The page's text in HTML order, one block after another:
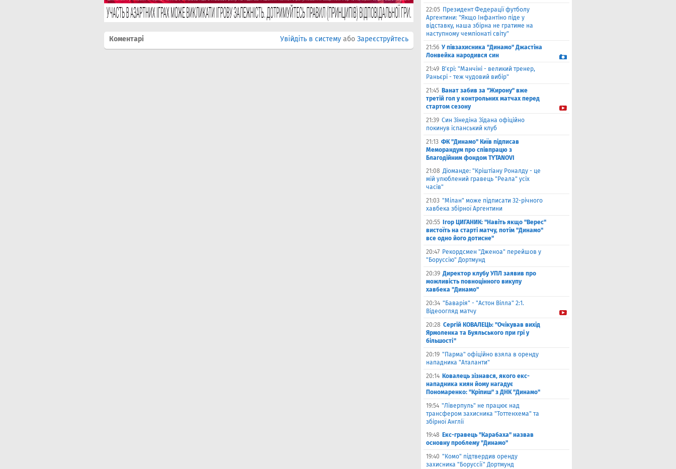
Коментарі Увійдіть в систему або Зареєструйтесь
22:05 Президент Федерації футболу
Аргентини: "Якщо Інфантіно піде у
відставку, наша збірна не гратиме на
наступному чемпіонаті світу"
21:56 У півзахисника "Динамо" Джастіна
Лонвейка народився син
21:49 В'єрі: "Манчіні - великий тренер,
Раньєрі - теж чудовий вибір"
21:45 Ванат забив за "Жирону" вже
третій гол у контрольних матчах перед
стартом сезону
21:39 Син Зінедіна Зідана офіційно
покинув іспанський клуб
21:13 ФК "Динамо" Київ підписав
Меморандум про співпрацю з
Благодійним фондом TYTANOVI
21:08 Діоманде: "Кріштіану Роналду - це
мій улюблений гравець "Реала" усіх
часів"
21:03 "Мілан" може підписати 32-річного
хавбека збірної Аргентини
20:55
Ігор ЦИГАНИК: "Навіть якщо "Верес"
вистоїть на старті матчу, потім "Динамо"
все одно його дотисне"
20:47 Рекордсмен "Дженоа" перейшов у
"Боруссію" Дортмунд
20:39 Директор клубу УПЛ заявив про
можливість повноцінного викупу
хавбека "Динамо"
20:34 "Баварія" - "Астон Вілла" 2:1.
Відеоогляд матчу
20:28 Сергій КОВАЛЕЦЬ: "Очікував вихід
Ярмоленка та Буяльського при грі у
більшості"
20:19 "Парма" офіційно взяла в оренду
нападника "Аталанти"
20:14 Ковалець зізнався, якого екс-
нападника киян йому нагадує
Пономаренко: "Кріпиш" з ДНК "Динамо"
19:54 "Ліверпуль" не працює над
трансфером захисника "Тоттенхема" та
збірної Англії
19:48 Екс-гравець "Карабаха" назвав
основну проблему "Динамо"
19:40 "Комо" підтвердив оренду
захисника "Боруссії" Дортмунд